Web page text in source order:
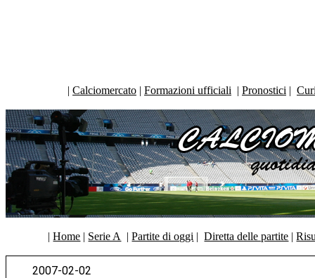
| Calciomercato | Formazioni ufficiali | Pronostici |
|Home | Serie A |Partite di oggi |Diretta delle partite |
2007-02-02